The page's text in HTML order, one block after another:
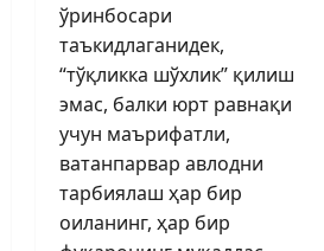
ўринбосари
таъкидлаганидек,
“тўқликка шўхлик” қилиш
эмас, балки юрт равнақи
учун маърифатли,
ватанпарвар авлодни
тарбиялаш ҳар бир
оиланинг, ҳар бир